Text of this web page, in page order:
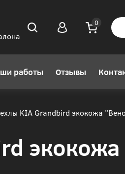
работы Отзывы
KIA Grandbird экокожа
экокожа